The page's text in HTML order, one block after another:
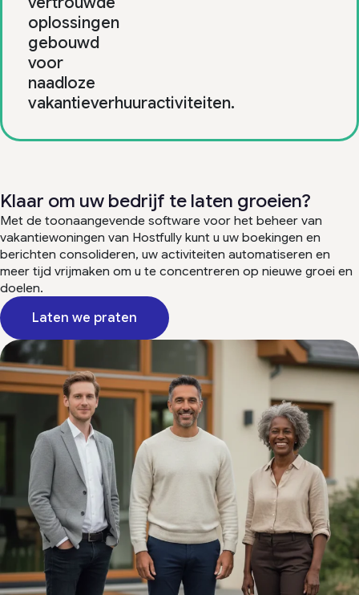
oplossingen
gebouwd
voor
naadloze
vakantieverhuuractiviteiten.
Klaar om uw bedrijf te laten groeien?
Met de toonaangevende software voor het beheer van
vakantiewoningen van Hostfully kunt u uw boekingen en
berichten consolideren, uw activiteiten automatiseren en
meer tijd vrijmaken om u te concentreren op nieuwe groei en
doelen.
Laten we praten